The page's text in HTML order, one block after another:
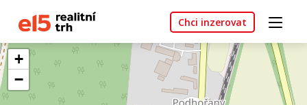
Chci inzerovat
+
−